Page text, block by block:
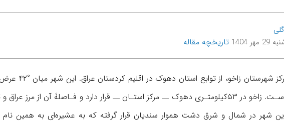
1404
تاریخچه مقاله
است. این شهر در شمال و شرق دشت هموار سندیان قرار گرفته که به عشیره‌ای به